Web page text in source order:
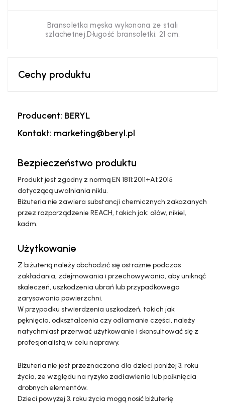
Bransoletka męska wykonana ze stali
szlachetnej.Długość bransoletki: 21 cm.
Cechy produktu
Producent: BERYL
Kontakt: marketing@beryl.pl
Bezpieczeństwo produktu
Produkt jest zgodny z normą EN 1811:2011+A1:2015
dotyczącą uwalniania niklu.
Biżuteria nie zawiera substancji chemicznych zakazanych
przez rozporządzenie REACH, takich jak: ołów, nikiel,
kadm.
Użytkowanie
Z biżuterią należy obchodzić się ostrożnie podczas
zakładania, zdejmowania i przechowywania, aby uniknąć
skaleczeń, uszkodzenia ubrań lub przypadkowego
zarysowania powierzchni.
W przypadku stwierdzenia uszkodzeń, takich jak
pęknięcia, odkształcenia czy odłamanie części, należy
natychmiast przerwać użytkowanie i skonsultować się z
profesjonalistą w celu naprawy.
Biżuteria nie jest przeznaczona dla dzieci poniżej 3. roku
życia, ze względu na ryzyko zadławienia lub połknięcia
drobnych elementów.
Dzieci powyżej 3. roku życia mogą nosić biżuterię